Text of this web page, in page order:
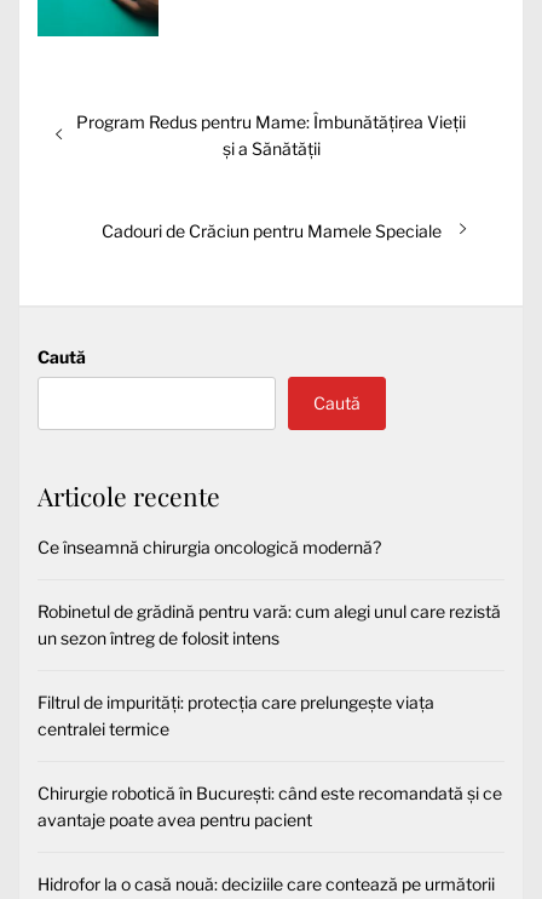
Navigare
în
Articolul
Program Redus pentru Mame: Îmbunătățirea Vieții
și a Sănătății
Articolul
Cadouri de Crăciun pentru Mamele Speciale
Caută
Caută
Articole recente
Ce înseamnă chirurgia oncologică modernă?
Robinetul de grădină pentru vară: cum alegi unul care rezistă
un sezon întreg de folosit intens
Filtrul de impurități: protecția care prelungește viața
centralei termice
Chirurgie robotică în București: când este recomandată și ce
avantaje poate avea pentru pacient
Hidrofor la o casă nouă: deciziile care contează pe următorii